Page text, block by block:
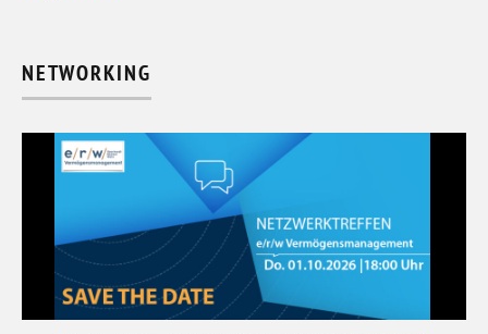
NETWORKING